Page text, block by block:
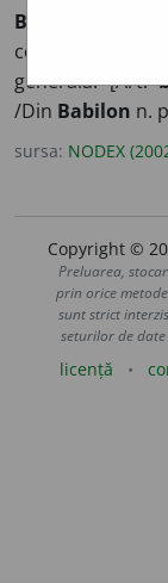
BABIL
confuză și
generală. [Art.
/Din Babilon n.
sursa: NODEX
Copyright ©
Preluarea,
prin orice
sunt strict
seturilor de
licență